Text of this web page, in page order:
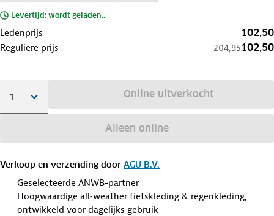
Levertijd: wordt geladen..
Ledenprijs 102,50
Reguliere prijs 204,95102,50
Online uitverkocht
Alleen online
Verkoop en verzending door AGU B.V.
Geselecteerde ANWB-partner
Hoogwaardige all‑weather fietskleding & regenkleding,
ontwikkeld voor dagelijks gebruik